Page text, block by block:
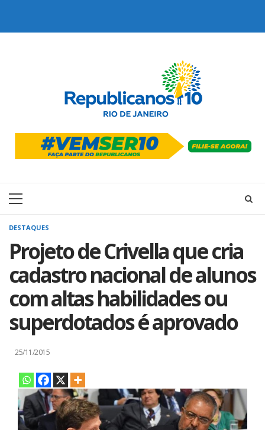
Primary
DESTAQUES
Projeto de Crivella que cria
cadastro nacional de alunos
com altas habilidades ou
superdotados é aprovado
25/11/2015